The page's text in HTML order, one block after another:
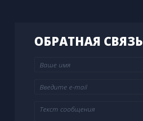
ОБРАТНАЯ СВЯЗЬ